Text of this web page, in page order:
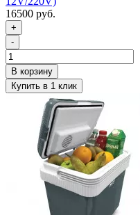
16500 руб.
+
-